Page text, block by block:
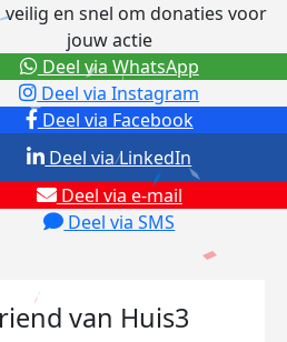
veilig en snel om donaties voor
jouw actie
Deel via Facebook
Deel via Instagram
Deel via e-mail
Deel via SMS
Deel via LinkedIn
Deel via WhatsApp
van Huis3